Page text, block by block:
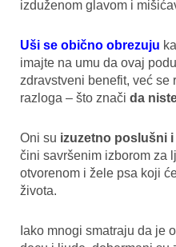
izduženom glavom i
Uši se obično obrezuju
imajte na umu da ovaj
zdravstveni benefit, već
razloga – što znači da
Oni su izuzetno poslušni
čini savršenim izborom za
otvorenom i žele psa koji
života.
Iako mnogi smatraju da je